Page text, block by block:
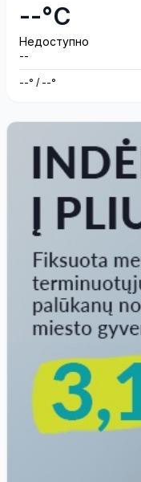
--°C
Недоступно
--
--° / --°